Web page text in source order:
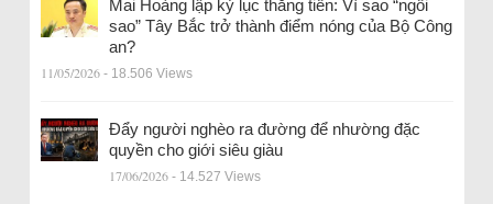
Mai Hoàng lập kỷ lục thăng tiến: Vì sao “ngôi
sao” Tây Bắc trở thành điểm nóng của Bộ Công
an?
11/05/2026 - 18.506 Views
Đẩy người nghèo ra đường để nhường đặc
quyền cho giới siêu giàu
17/06/2026 - 14.527 Views